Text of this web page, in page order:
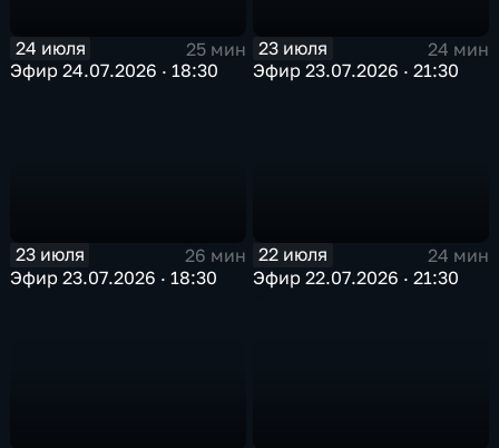
24 июля
25 мин
Эфир 24.07.2026 · 18:30
23 июля
24 мин
Эфир 23.07.2026 · 21:30
23 июля
26 мин
Эфир 23.07.2026 · 18:30
22 июля
24 мин
Эфир 22.07.2026 · 21:30